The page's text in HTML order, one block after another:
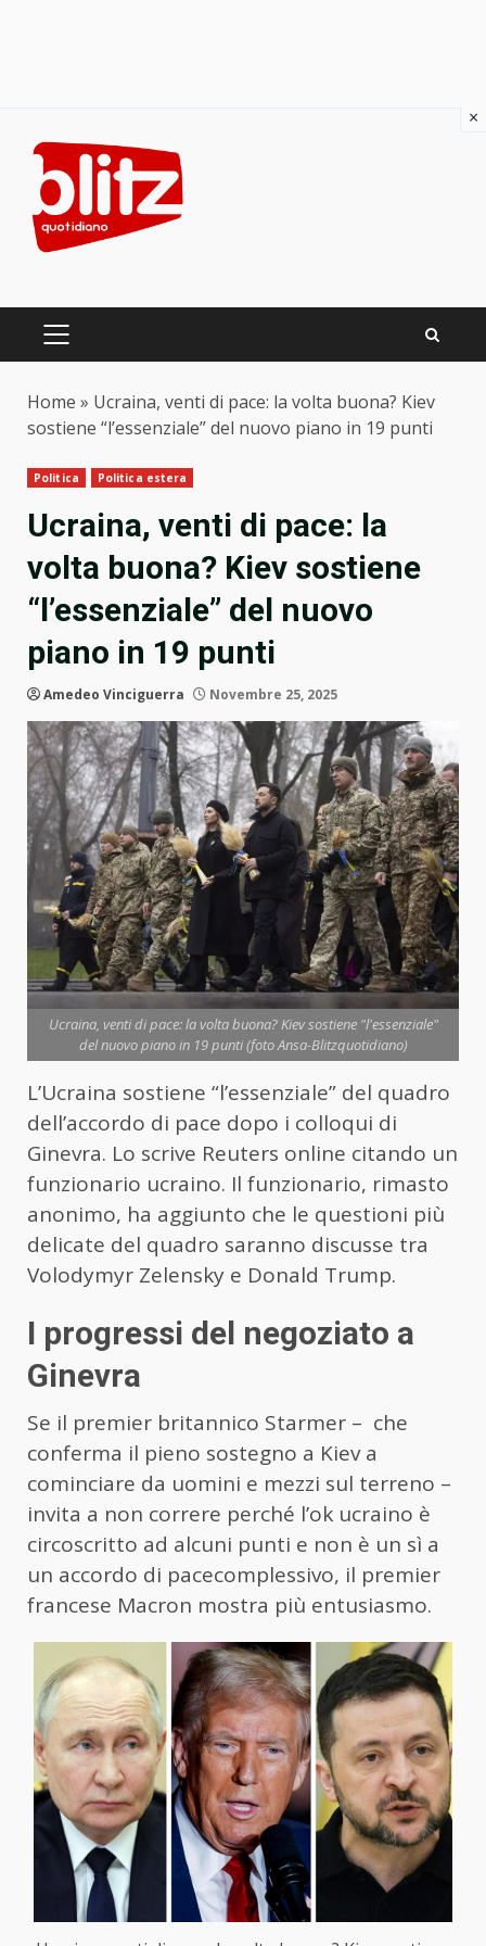
content
PRIMARY
Home » Ucraina, venti di pace: la volta buona? Kiev
sostiene “l’essenziale” del nuovo piano in 19 punti
Politica Politica estera
Ucraina, venti di pace: la
volta buona? Kiev sostiene
“l’essenziale” del nuovo
piano in 19 punti
Amedeo Vinciguerra Novembre 25, 2025
Ucraina, venti di pace: la volta buona? Kiev sostiene "l'essenziale"
del nuovo piano in 19 punti (foto Ansa-Blitzquotidiano)
L’Ucraina sostiene “l’essenziale” del quadro
dell’accordo di pace dopo i colloqui di
Ginevra. Lo scrive Reuters online citando un
funzionario ucraino. Il funzionario, rimasto
anonimo, ha aggiunto che le questioni più
delicate del quadro saranno discusse tra
Volodymyr Zelensky e Donald Trump.
I progressi del negoziato a
Ginevra
Se il premier britannico Starmer – che
conferma il pieno sostegno a Kiev a
cominciare da uomini e mezzi sul terreno –
invita a non correre perché l’ok ucraino è
circoscritto ad alcuni punti e non è un sì a
un accordo di pacecomplessivo, il premier
francese Macron mostra più entusiasmo.
×